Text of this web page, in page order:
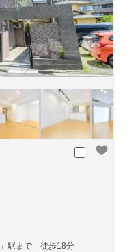
」駅まで 徒歩18分